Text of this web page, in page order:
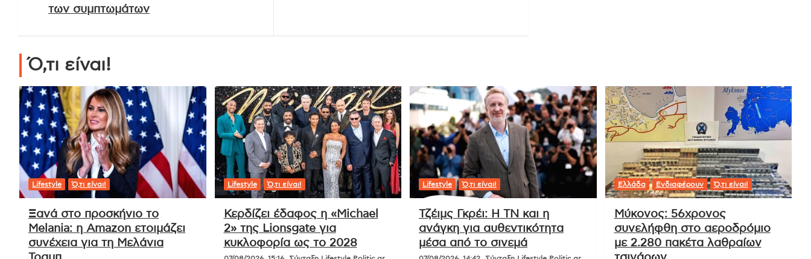
των συμπτωμάτων
Ό,τι είναι!
Lifestyle Ό,τι είναι!
Ξανά στο προσκήνιο το
Melania: η Amazon ετοιμάζει
συνέχεια για τη Μελάνια
Lifestyle Ό,τι είναι!
Κερδίζει έδαφος η «Michael
2» της Lionsgate για
κυκλοφορία ως το 2028
Lifestyle Ό,τι είναι!
Τζέιμς Γκρέι: Η ΤΝ και η
ανάγκη για αυθεντικότητα
μέσα από το σινεμά
Ελλάδα Ενδιαφέρουν Ό,τι είναι!
Μύκονος: 56χρονος
συνελήφθη στο αεροδρόμιο
με 2.280 πακέτα λαθραίων